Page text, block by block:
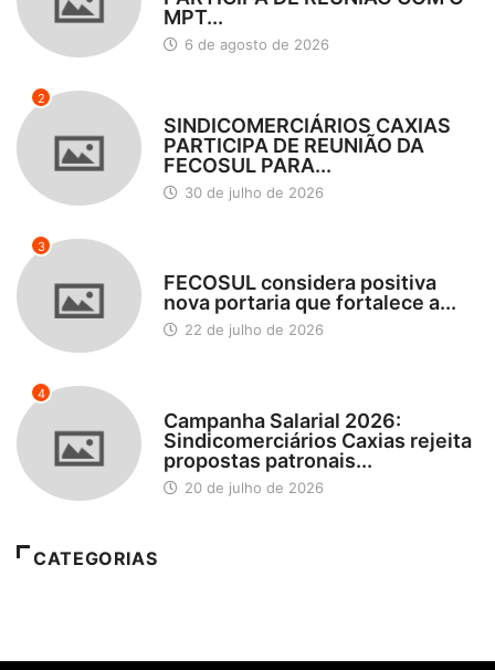
MPT...
6 de agosto de 2026
2
SINDICOMERCIÁRIOS CAXIAS
PARTICIPA DE REUNIÃO DA
FECOSUL PARA...
30 de julho de 2026
3
FECOSUL considera positiva
nova portaria que fortalece a...
22 de julho de 2026
4
Campanha Salarial 2026:
Sindicomerciários Caxias rejeita
propostas patronais...
20 de julho de 2026
CATEGORIAS